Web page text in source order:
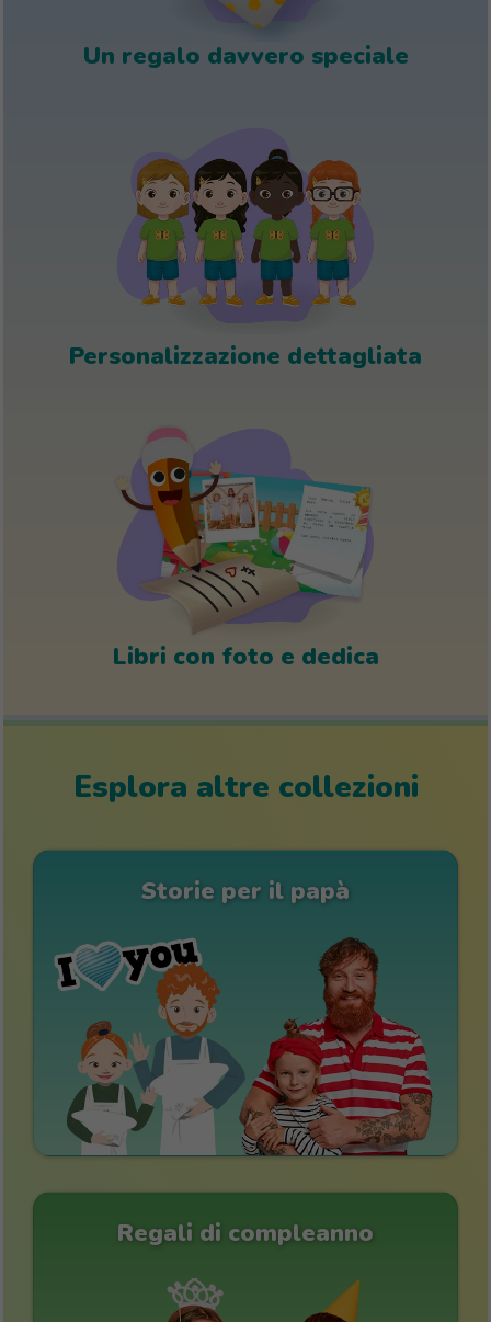
Un regalo davvero speciale
Personalizzazione dettagliata
Libri con foto e dedica
Esplora altre collezioni
Storie per il papà
Regali di compleanno